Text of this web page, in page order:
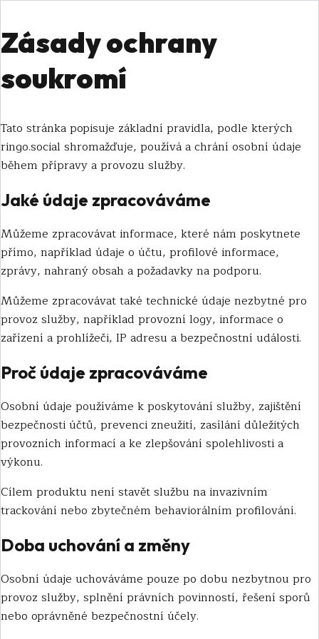
Zásady ochrany
soukromí
Tato stránka popisuje základní pravidla, podle kterých
ringo.social shromažďuje, používá a chrání osobní údaje
během přípravy a provozu služby.
Jaké údaje zpracováváme
Můžeme zpracovávat informace, které nám poskytnete
přímo, například údaje o účtu, profilové informace,
zprávy, nahraný obsah a požadavky na podporu.
Můžeme zpracovávat také technické údaje nezbytné pro
provoz služby, například provozní logy, informace o
zařízení a prohlížeči, IP adresu a bezpečnostní události.
Proč údaje zpracováváme
Osobní údaje používáme k poskytování služby, zajištění
bezpečnosti účtů, prevenci zneužití, zasílání důležitých
provozních informací a ke zlepšování spolehlivosti a
výkonu.
Cílem produktu není stavět službu na invazivním
trackování nebo zbytečném behaviorálním profilování.
Doba uchování a změny
Osobní údaje uchováváme pouze po dobu nezbytnou pro
provoz služby, splnění právních povinností, řešení sporů
nebo oprávněné bezpečnostní účely.